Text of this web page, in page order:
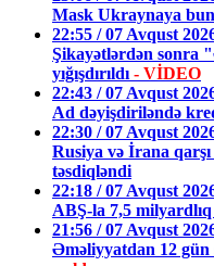
Mask Ukraynaya
22:55 / 07 Avqust
Şikayətlərdən sonra
yığışdırıldı - VİDEO
22:43 / 07 Avqust
Ad dəyişdiriləndə
22:30 / 07 Avqust
Rusiya və İrana
təsdiqləndi
22:18 / 07 Avqust
ABŞ-la 7,5
21:56 / 07 Avqust
Əməliyyatdan 12 gün